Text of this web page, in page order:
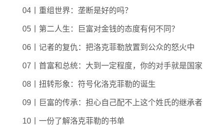
04丨重组世界：垄断是好的吗？
05丨第二人生：巨富对金钱的态度有何不同？
06丨记者的复仇：把洛克菲勒放置到公众的怒火中
07丨首富和总统：大到一定程度，你的对手就是国家
08丨扭转形象：符号化洛克菲勒的诞生
09丨巨富的传承：担心自己配不上这个姓氏的继承者
10丨一份了解洛克菲勒的书单